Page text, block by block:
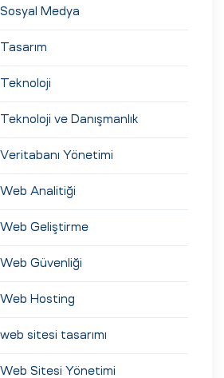
Sosyal Medya
Tasarım
Teknoloji
Teknoloji ve Danışmanlık
Veritabanı Yönetimi
Web Analitiği
Web Geliştirme
Web Güvenliği
Web Hosting
web sitesi tasarımı
Web Sitesi Yönetimi